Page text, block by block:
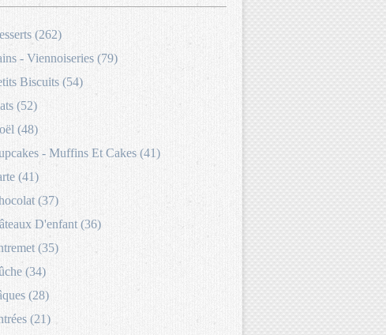
(262)
- Viennoiseries (79)
Biscuits (54)
(52)
(48)
- Muffins Et Cakes (41)
(41)
(37)
D'enfant (36)
(35)
(34)
(28)
(21)